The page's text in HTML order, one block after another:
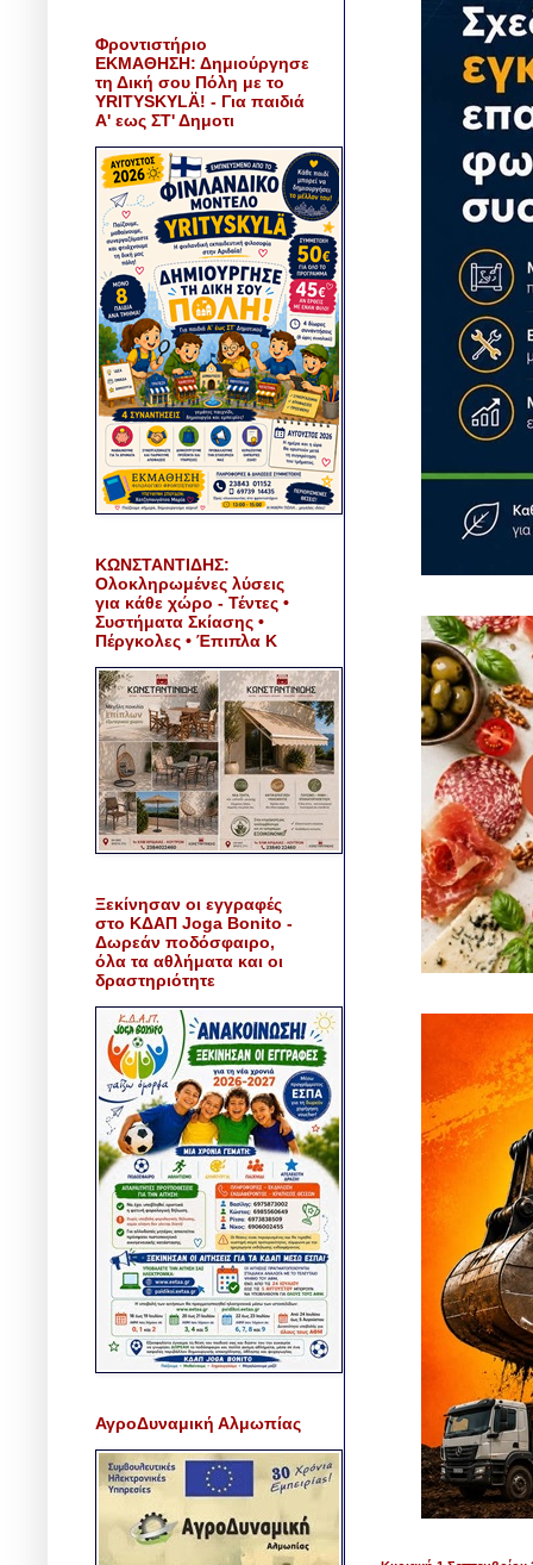
Φροντιστήριο
ΕΚΜΑΘΗΣΗ: Δημιούργησε
τη Δική σου Πόλη με το
YRITYSKYLÄ! - Για παιδιά
Α' εως ΣΤ' Δημοτι
ΚΩΝΣΤΑΝΤΙΔΗΣ:
Ολοκληρωμένες λύσεις
για κάθε χώρο - Τέντες •
Συστήματα Σκίασης •
Πέργκολες • Έπιπλα Κ
Ξεκίνησαν οι εγγραφές
στο ΚΔΑΠ Joga Bonito -
Δωρεάν ποδόσφαιρο,
όλα τα αθλήματα και οι
δραστηριότητε
ΑγροΔυναμική Αλμωπίας